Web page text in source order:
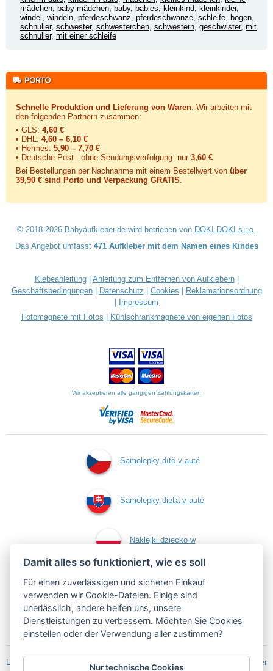
mädchen baby-mädchen baby, babies kleinkind kleinkinder,
windel windeln pferdeschwanz pferdeschwänze schleife bögen
schnuller, schwester, schwesterchen schwestern geschwister, mit
schnuller, mit einer schleife
Schnelle Produktion und Lieferung von Waren . Wir arbeiten mit
den folgenden Partnern zusammen:
• GLS: 4,60 €
• DHL: 4,60 – 6,10 €
• Hermes: 5,90 – 7,70 €
• Deutsche Post - ohne Sendungsverfolgung: nur 3,60 €
Bei Bestellungen per Nachnahme mit einem Bestellwert von über
39,90 € sind Porto und Verpackung GRATIS
© 2018-2026 Babyaufkleber.de wird betrieben von DOKI DOKI s.r.o.
Das Angebot umfasst 471 Aufkleber mit dem Namen eines Kindes
Klebeanleitung| Anleitung zum Entfernen von Aufklebern|
Geschäftsbedingungen| Datenschutz Cookies
Reklamationsordnung
Impressum
Fotomagnete mit Fotos
Kühlschrankmagnete von eigenen Fotos
Wir akzeptieren alle gängigen Zahlungskarten
Samolepky dítě v autě
Samolepky dieťa v aute
Naklejki dziecko w
aucie
Kind an Bord Aufkleber
Laut Umsatzerfassungsgesetz ist ein Verkäufer verpflichtet, einem Käufer
Damit alles so funktioniert, wie es soll
Für einen zuverlässigen und sicheren Einkauf
verwenden wir Cookie-Dateien. Einige sind
unerlässlich, andere helfen uns, unsere
Dienstleistungen zu verbessern. Möchten Sie Cookies
einstellen oder der Verwendung aller zustimmen?
Nur technische Cookies